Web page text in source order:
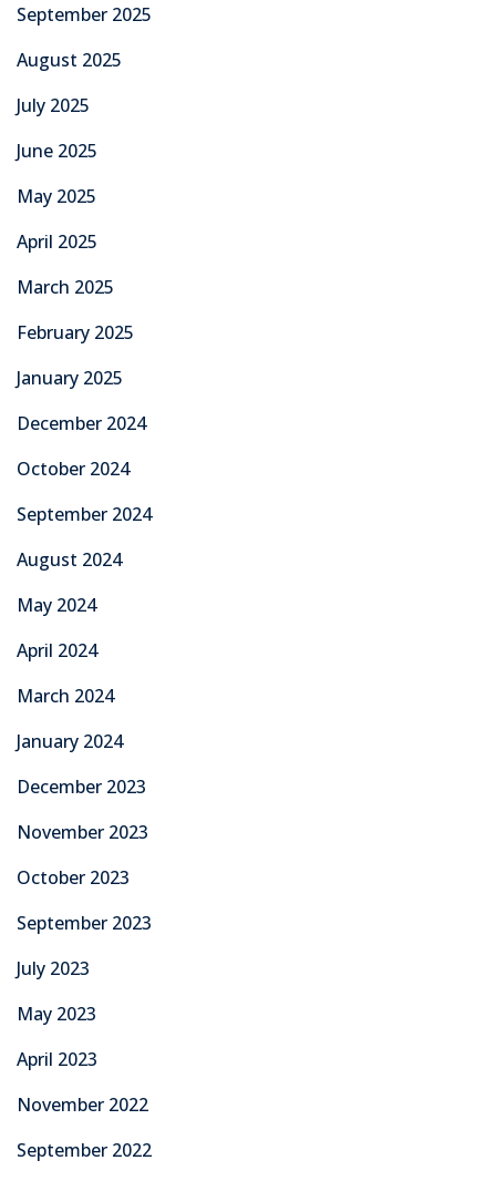
September 2025
August 2025
July 2025
June 2025
May 2025
April 2025
March 2025
February 2025
January 2025
December 2024
October 2024
September 2024
August 2024
May 2024
April 2024
March 2024
January 2024
December 2023
November 2023
October 2023
September 2023
July 2023
May 2023
April 2023
November 2022
September 2022